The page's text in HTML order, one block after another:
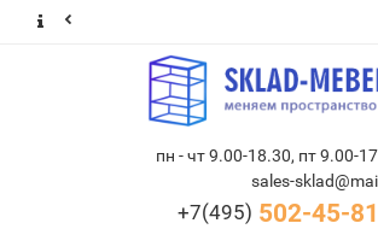
пн - чт 9.00-18.30, пт 9.00-
sales-
+7(495) 502-45-81